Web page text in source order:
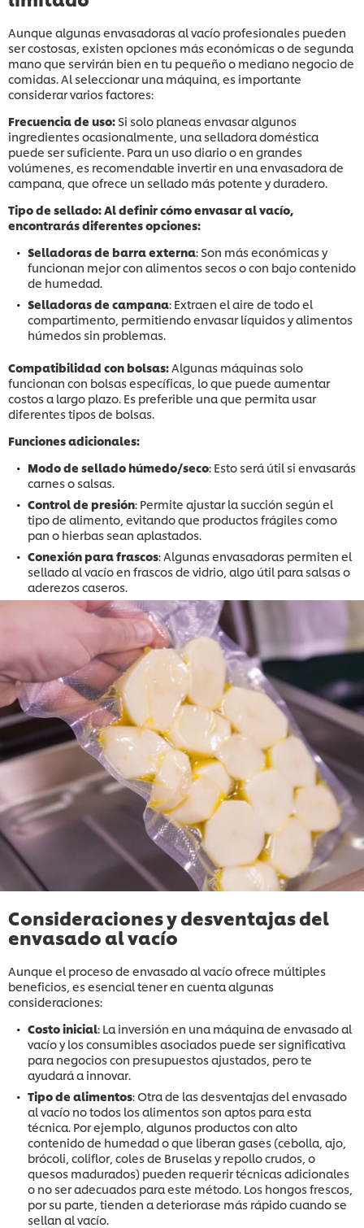
Aunque algunas envasadoras al vacío profesionales pueden
ser costosas, existen opciones más económicas o de segunda
mano que servirán bien en tu pequeño o mediano negocio de
comidas. Al seleccionar una máquina, es importante
considerar varios factores:
Frecuencia de uso: Si solo planeas envasar algunos
ingredientes ocasionalmente, una selladora doméstica
puede ser suficiente. Para un uso diario o en grandes
volúmenes, es recomendable invertir en una envasadora de
campana, que ofrece un sellado más potente y duradero.
Tipo de sellado: Al definir cómo envasar al vacío,
encontrarás diferentes opciones:
Selladoras de barra externa: Son más económicas y
funcionan mejor con alimentos secos o con bajo contenido
de humedad.
Selladoras de campana: Extraen el aire de todo el
compartimento, permitiendo envasar líquidos y alimentos
húmedos sin problemas.
Compatibilidad con bolsas: Algunas máquinas solo
funcionan con bolsas específicas, lo que puede aumentar
costos a largo plazo. Es preferible una que permita usar
diferentes tipos de bolsas.
Funciones adicionales:
Modo de sellado húmedo/seco: Esto será útil si envasarás
carnes o salsas.
Control de presión: Permite ajustar la succión según el
tipo de alimento, evitando que productos frágiles como
pan o hierbas sean aplastados.
Conexión para frascos: Algunas envasadoras permiten el
sellado al vacío en frascos de vidrio, algo útil para salsas o
aderezos caseros.
Consideraciones y desventajas del
envasado al vacío
Aunque el proceso de envasado al vacío ofrece múltiples
beneficios, es esencial tener en cuenta algunas
consideraciones:
Costo inicial: La inversión en una máquina de envasado al
vacío y los consumibles asociados puede ser significativa
para negocios con presupuestos ajustados, pero te
ayudará a innovar.
Tipo de alimentos: Otra de las desventajas del envasado
al vacío no todos los alimentos son aptos para esta
técnica. Por ejemplo, algunos productos con alto
contenido de humedad o que liberan gases (cebolla, ajo,
brócoli, coliflor, coles de Bruselas y repollo crudos, o
quesos madurados) pueden requerir técnicas adicionales
o no ser adecuados para este método. Los hongos frescos,
por su parte, tienden a deteriorase más rápido cuando se
sellan al vacío.